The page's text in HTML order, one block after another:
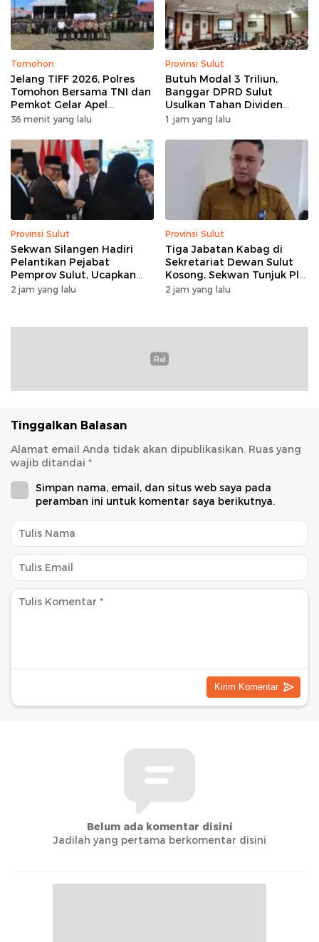
Tomohon
Jelang TIFF 2026, Polres
Tomohon Bersama TNI dan
Pemkot Gelar Apel
Kesiapan Pengamanan
36 menit yang lalu
Provinsi Sulut
Butuh Modal 3 Triliun,
Banggar DPRD Sulut
Usulkan Tahan Dividen
Rp79 Miliar untuk Perkuat
1 jam yang lalu
Provinsi Sulut
Sekwan Silangen Hadiri
Pelantikan Pejabat
Pemprov Sulut, Ucapkan
Selamat kepada Jahja
2 jam yang lalu
Provinsi Sulut
Tiga Jabatan Kabag di
Sekretariat Dewan Sulut
Kosong, Sekwan Tunjuk Plh
setelah Konsultasi ke BKD
2 jam yang lalu
Tinggalkan Balasan
Alamat email Anda tidak akan dipublikasikan. Ruas yang
wajib ditandai *
Simpan nama, email, dan situs web saya pada
peramban ini untuk komentar saya berikutnya.
Belum ada komentar disini
Jadilah yang pertama berkomentar disini